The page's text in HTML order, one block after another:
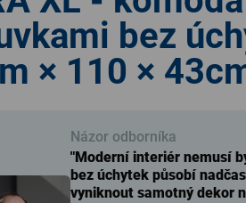
bez
× 110 ×
Názor odborníka
"Moderní interiér nemusí
bez úchytek působí
vyniknout samotný dekor